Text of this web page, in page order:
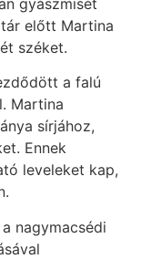
előtt Martina
széket.
a falú
Martina
sírjához,
Ennek
leveleket kap,
nagymacsédi